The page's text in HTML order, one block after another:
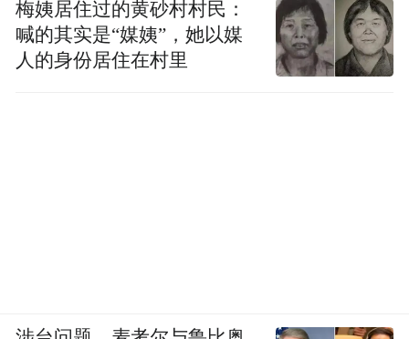
梅姨居住过的黄砂村村民：
喊的其实是“媒姨”，她以媒
人的身份居住在村里